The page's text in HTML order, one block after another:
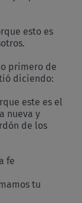
esto es
primero de
diciendo:
este es el
nueva y
de los
fe
tu